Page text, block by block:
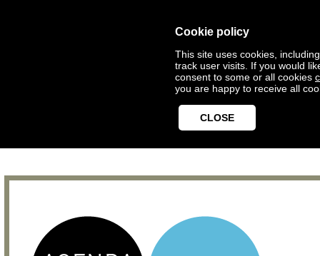
Cookie policy
This site uses cookies,
track user visits. If you would
consent to some or all cookies
you are happy to receive all
CLOSE